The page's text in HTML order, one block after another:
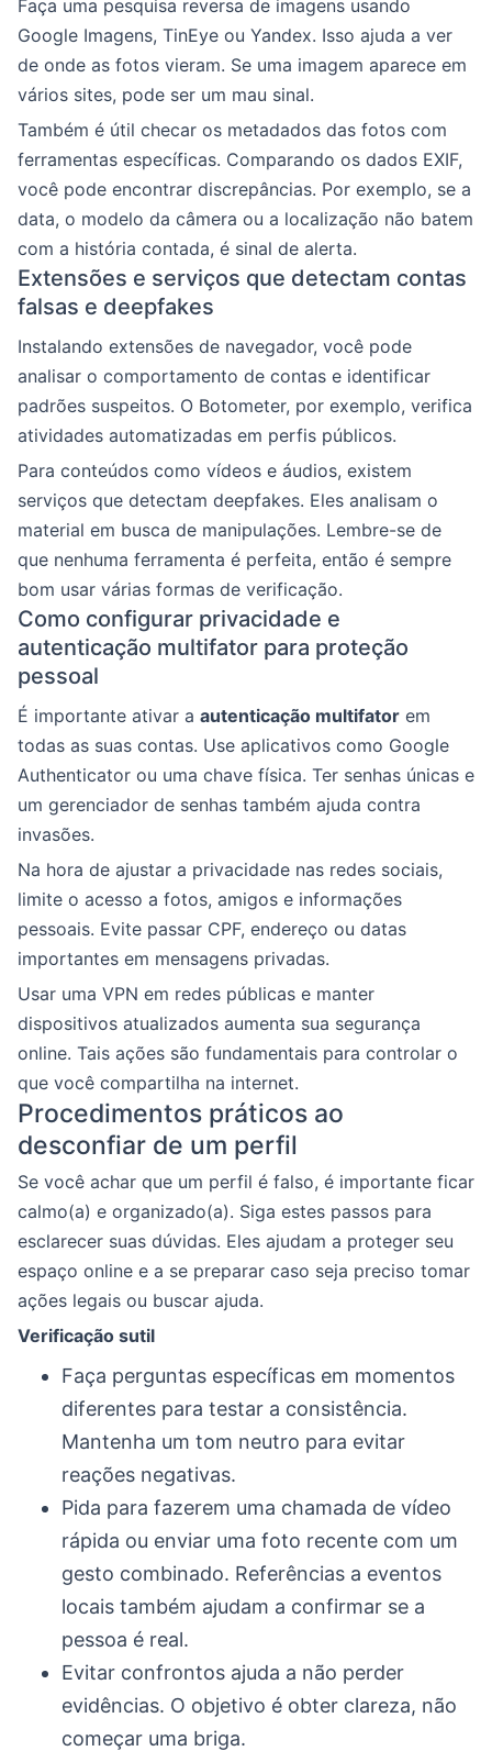
Faça uma pesquisa reversa de imagens usando
Google Imagens, TinEye ou Yandex. Isso ajuda a ver
de onde as fotos vieram. Se uma imagem aparece em
vários sites, pode ser um mau sinal.
Também é útil checar os metadados das fotos com
ferramentas específicas. Comparando os dados EXIF,
você pode encontrar discrepâncias. Por exemplo, se a
data, o modelo da câmera ou a localização não batem
com a história contada, é sinal de alerta.
Extensões e serviços que detectam contas
falsas e deepfakes
Instalando extensões de navegador, você pode
analisar o comportamento de contas e identificar
padrões suspeitos. O Botometer, por exemplo, verifica
atividades automatizadas em perfis públicos.
Para conteúdos como vídeos e áudios, existem
serviços que detectam deepfakes. Eles analisam o
material em busca de manipulações. Lembre-se de
que nenhuma ferramenta é perfeita, então é sempre
bom usar várias formas de verificação.
Como configurar privacidade e
autenticação multifator para proteção
pessoal
É importante ativar a autenticação multifator em
todas as suas contas. Use aplicativos como Google
Authenticator ou uma chave física. Ter senhas únicas e
um gerenciador de senhas também ajuda contra
invasões.
Na hora de ajustar a privacidade nas redes sociais,
limite o acesso a fotos, amigos e informações
pessoais. Evite passar CPF, endereço ou datas
importantes em mensagens privadas.
Usar uma VPN em redes públicas e manter
dispositivos atualizados aumenta sua segurança
online. Tais ações são fundamentais para controlar o
que você compartilha na internet.
Procedimentos práticos ao
desconfiar de um perfil
Se você achar que um perfil é falso, é importante ficar
calmo(a) e organizado(a). Siga estes passos para
esclarecer suas dúvidas. Eles ajudam a proteger seu
espaço online e a se preparar caso seja preciso tomar
ações legais ou buscar ajuda.
Verificação sutil
Faça perguntas específicas em momentos
diferentes para testar a consistência.
Mantenha um tom neutro para evitar
reações negativas.
Pida para fazerem uma chamada de vídeo
rápida ou enviar uma foto recente com um
gesto combinado. Referências a eventos
locais também ajudam a confirmar se a
pessoa é real.
Evitar confrontos ajuda a não perder
evidências. O objetivo é obter clareza, não
começar uma briga.